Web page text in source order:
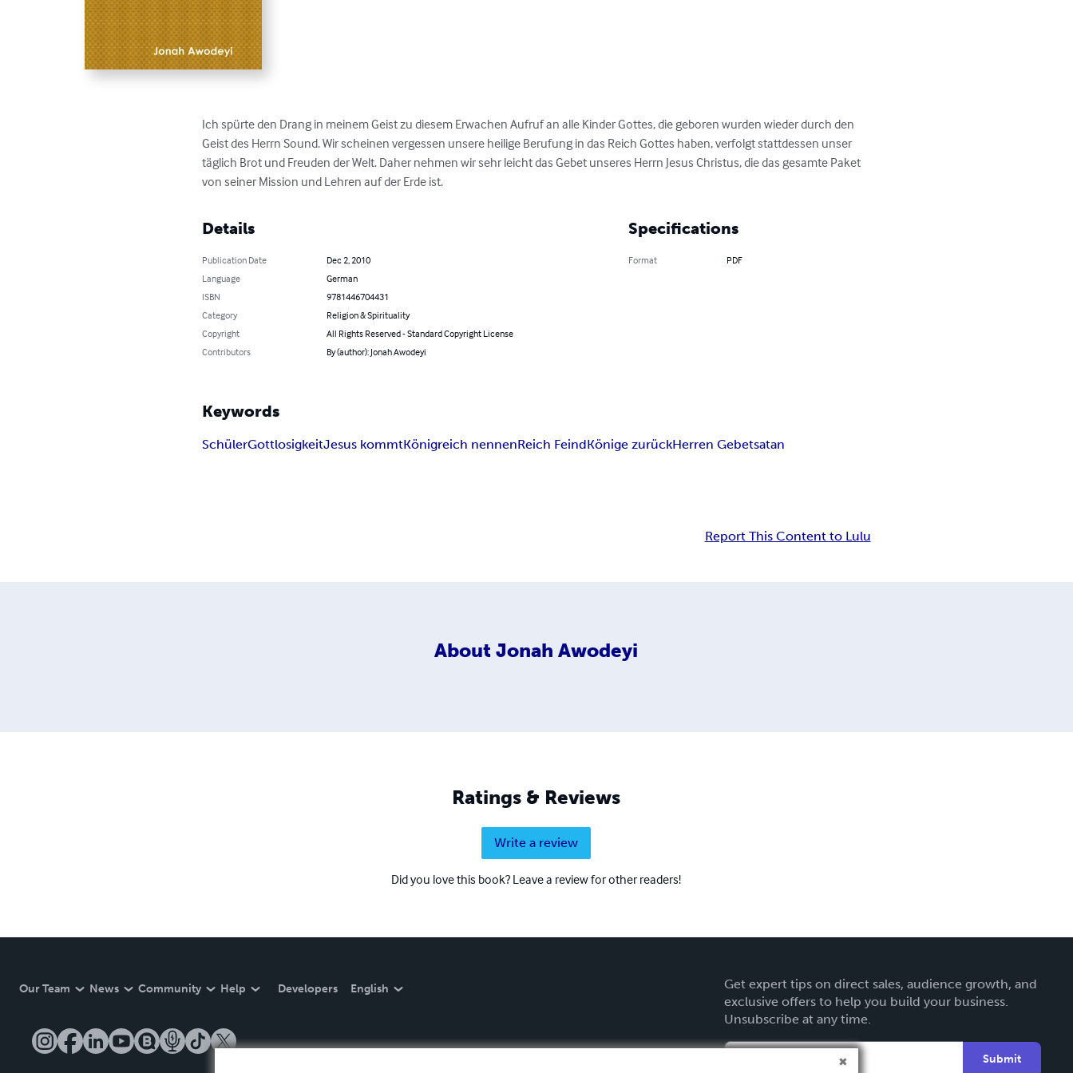
Ich spürte den Drang in meinem Geist zu diesem Erwachen Aufruf an alle Kinder Gottes, die geboren wurden wieder durch den
Geist des Herrn Sound. Wir scheinen vergessen unsere heilige Berufung in das Reich Gottes haben, verfolgt stattdessen unser
täglich Brot und Freuden der Welt. Daher nehmen wir sehr leicht das Gebet unseres Herrn Jesus Christus, die das gesamte Paket
von seiner Mission und Lehren auf der Erde ist.
Details
Publication Date
Dec 2, 2010
Language
German
ISBN
9781446704431
Category
Religion & Spirituality
Copyright
All Rights Reserved - Standard Copyright License
Contributors
By (author): Jonah Awodeyi
Specifications
Format PDF
Keywords
SchülerGottlosigkeitJesus kommtKönigreich nennenReich FeindKönige zurückHerren Gebetsatan
Report This Content to Lulu
About Jonah Awodeyi
Ratings & Reviews
Write a review
Did you love this book? Leave a review for other readers!
Our Team News Community Help Developers English
Get expert tips on direct sales, audience growth, and
exclusive offers to help you build your business.
Unsubscribe at any time.
Submit